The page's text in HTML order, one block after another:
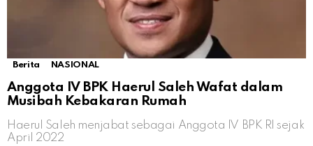
Berita NASIONAL
Anggota IV BPK Haerul Saleh Wafat dalam
Musibah Kebakaran Rumah
Haerul Saleh menjabat sebagai Anggota IV BPK RI sejak
April 2022